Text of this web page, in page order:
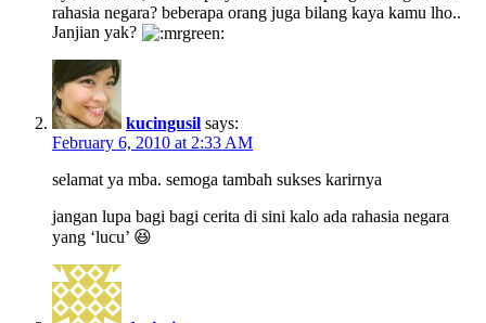
rahasia negara? beberapa orang juga bilang kaya kamu lho..
Janjian yak?
kucingusil says:
February 6, 2010 at 2:33 AM
selamat ya mba. semoga tambah sukses karirnya
jangan lupa bagi bagi cerita di sini kalo ada rahasia negara
yang ‘lucu’ 😆